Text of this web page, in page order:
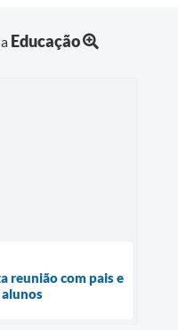
Educação
reunião com pais e